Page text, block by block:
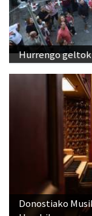
Hurrengo
Donostiako